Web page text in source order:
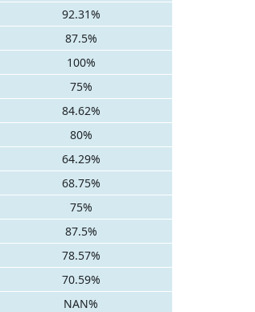
92.31%
87.5%
100%
75%
84.62%
80%
64.29%
68.75%
75%
87.5%
78.57%
70.59%
NAN%